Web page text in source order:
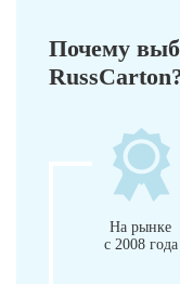
Почему
На рынке
с 2008 года